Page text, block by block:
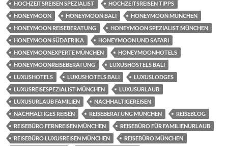
HOCHZEITSREISEN SPEZIALIST
HOCHZEITSREISEN TIPPS
HONEYMOON
HONEYMOON BALI
HONEYMOON MÜNCHEN
HONEYMOON REISEBERATUNG
HONEYMOON SPEZIALIST MÜNCHEN
HONEYMOON SÜDAFRIKA
HONEYMOON UND SAFARI
HONEYMOONEXPERTE MÜNCHEN
HONEYMOONHOTELS
HONEYMOONREISEBERATUNG
LUXUSHOSTELS BALI
LUXUSHOTELS
LUXUSHOTELS BALI
LUXUSLODGES
LUXUSREISESPEZIALIST MÜNCHEN
LUXUSURLAUB
LUXUSURLAUB FAMILIEN
NACHHALTIGEREISEN
NACHHALTIGES REISEN
REISEBERATUNG MÜNCHEN
REISEBLOG
REISEBÜRO FERNREISEN MÜNCHEN
REISEBÜRO FÜR FAMILIENURLAUB
REISEBÜRO LUXUSREISEN MÜNCHEN
REISEBÜRO MÜNCHEN